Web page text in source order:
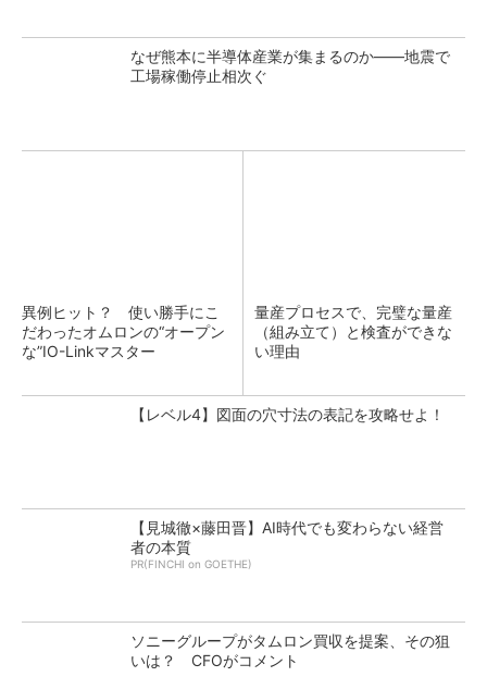
なぜ熊本に半導体産業が集まるのか――地震で
工場稼働停止相次ぐ
異例ヒット？ 使い勝手にこ
だわったオムロンの“オープン
な”IO-Linkマスター
量産プロセスで、完璧な量産
（組み立て）と検査ができな
い理由
【レベル4】図面の穴寸法の表記を攻略せよ！
【見城徹×藤田晋】AI時代でも変わらない経営
者の本質
PR(FINCHI on GOETHE)
ソニーグループがタムロン買収を提案、その狙
いは？ CFOがコメント